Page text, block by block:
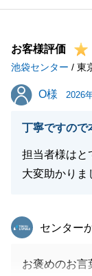
きたと考えて
くださいませ
お客様評価
池袋センター / 東
O様
O様 2026
丁寧ですので
担当者様はと
大変助かりま
東急リバ
センター
お褒めのお言